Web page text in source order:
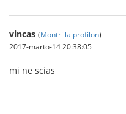
vincas (Montri la profilon)
2017-marto-14 20:38:05
mi ne scias